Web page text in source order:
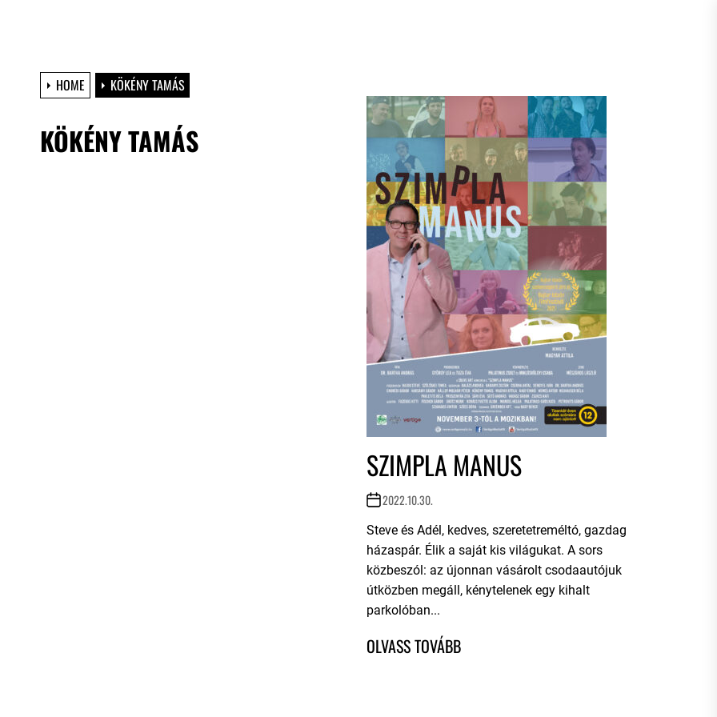
HOME KÖKÉNY TAMÁS
KÖKÉNY TAMÁS
SZIMPLA MANUS
2022.10.30.
Steve és Adél, kedves, szeretetreméltó, gazdag
házaspár. Élik a saját kis világukat. A sors
közbeszól: az újonnan vásárolt csodaautójuk
útközben megáll, kénytelenek egy kihalt
parkolóban...